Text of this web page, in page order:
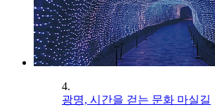
4.
광명, 시간을 걷는 문화 마실길